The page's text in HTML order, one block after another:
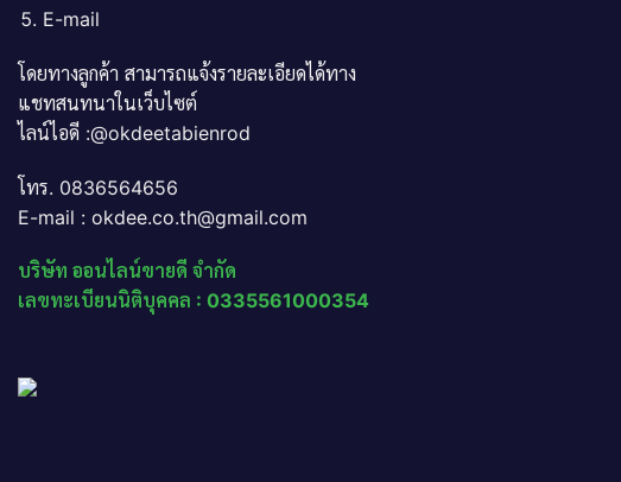
E-mail
โดยทางลูกค้า สามารถแจ้งรายละเอียดได้ทาง
แชทสนทนาในเว็บไซต์
ไลน์ไอดี :@okdeetabienrod
โทร. 0836564656
E-mail : okdee.co.th@gmail.com
บริษัท ออนไลน์ขายดี จำกัด
เลขทะเบียนนิติบุคคล : 0335561000354